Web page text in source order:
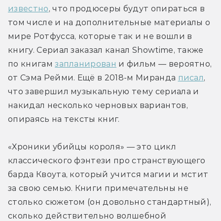
известно, что продюсеры будут опираться в
том числе и на дополнительные материалы о
мире Ротфусса, которые так и не вошли в
книгу. Сериал заказал канал Showtime, также
по книгам запланирован и фильм — вероятно,
от Сэма Рейми. Ещё в 2018-м Миранда писал,
что завершил музыкальную тему сериала и
накидал несколько черновых вариантов,
опираясь на тексты книг.
«Хроники убийцы короля» — это цикл
классического фэнтези про странствующего
барда Квоута, который учится магии и мстит
за свою семью. Книги примечательны не
столько сюжетом (он довольно стандартный),
сколько действительно волшебной